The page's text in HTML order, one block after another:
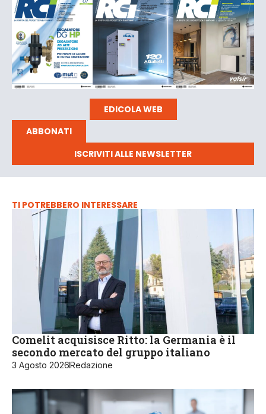
EDICOLA WEB
ABBONATI
ISCRIVITI ALLE NEWSLETTER
TI POTREBBERO INTERESSARE
Comelit acquisisce Ritto: la Germania è il
secondo mercato del gruppo italiano
3 Agosto 2026Redazione